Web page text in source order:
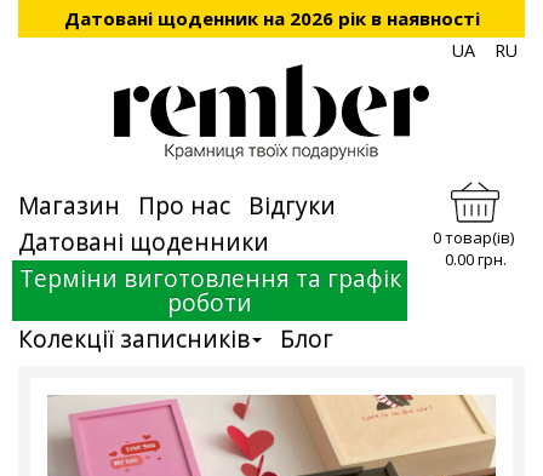
Датовані щоденник на 2026 рік в наявності
UA RU
Магазин Про нас
Відгуки
Датовані щоденники
Терміни виготовлення та графік
роботи
Колекції записників
Блог
0 товар(ів)
0.00 грн.